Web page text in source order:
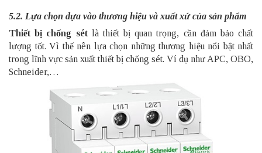
5.2. Lựa chọn dựa vào thương hiệu và xuất xứ của sản phẩm
Thiết bị chống sétlà thiết bị quan trọng, cần đảm bảo chất
lượng tốt. Vì thế nên lựa chọn những thương hiệu nổi bật nhất
trong lĩnh vực sản xuất thiết bị chống sét. Ví dụ như APC, OBO,
Schneider,…